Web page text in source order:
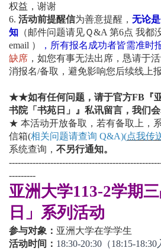
权益，谢谢
6. 活动前提醒信为善意提醒， 无论
知 （邮件问题请见Ｑ&A 第6点 我都
email ）
， 所有报名成功者皆需准时
缺席 ，如您有事无法出席，恳请于
消报名/备取，避免影响您后续线上
★★如有任何问题，请于官方FB『
书院「书苑日」』私讯留言，我们
★ 本活动开放备取，若有备取上，
信箱(相关问题请查询 Q&A)(点我传
系统查询， 不另行通知。
---------
亚洲大学113-2学期
日」系列活动
参与对象： 亚洲大学在学学生
活动时间： 18:30-20:30 （18:15-